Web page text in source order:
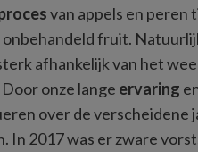
van appels en peren
fruit.
afhankelijk van het
onze lange ervaring
over de verscheidene
In 2017 was er zware